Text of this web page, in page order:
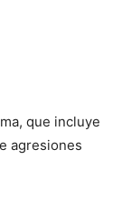
que incluye
agresiones